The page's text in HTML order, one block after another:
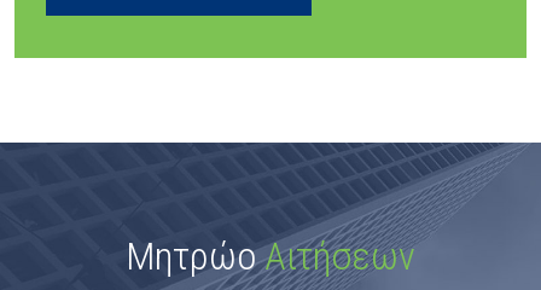
ΜητρώοΑιτήσεων